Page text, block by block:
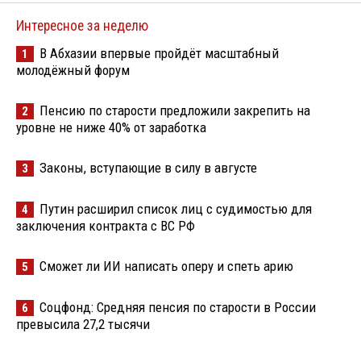
Интересное за неделю
1
В Абхазии впервые пройдёт масштабный
молодёжный форум
2
Пенсию по старости предложили закрепить на
уровне не ниже 40% от заработка
3 Законы, вступающие в силу в августе
4
Путин расширил список лиц с судимостью для
заключения контракта с ВС РФ
5 Сможет ли ИИ написать оперу и спеть арию
6
Соцфонд: Средняя пенсия по старости в России
превысила 27,2 тысячи